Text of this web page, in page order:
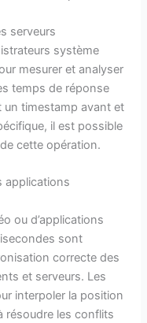
serveurs
système
mesurer et analyser
temps de réponse
un timestamp avant et
il est possible
cette opération.
applications
ou d’applications
sont
correcte des
et serveurs. Les
interpoler la position
résoudre les conflits